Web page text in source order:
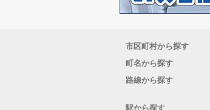
市区町村から探す
町名から探す
路線から探す
駅から探す